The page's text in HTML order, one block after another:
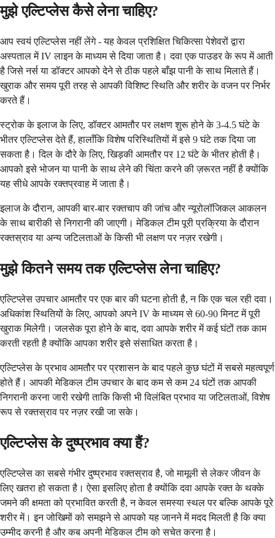
मुझे एल्टिप्लेस कैसे लेना चाहिए?
आप स्वयं एल्टिप्लेस नहीं लेंगे - यह केवल प्रशिक्षित चिकित्सा पेशेवरों द्वारा
अस्पताल में IV लाइन के माध्यम से दिया जाता है। दवा एक पाउडर के रूप में आती
है जिसे नर्स या डॉक्टर आपको देने से ठीक पहले बाँझ पानी के साथ मिलाते हैं।
खुराक और समय पूरी तरह से आपकी विशिष्ट स्थिति और शरीर के वजन पर निर्भर
करते हैं।
स्ट्रोक के इलाज के लिए, डॉक्टर आमतौर पर लक्षण शुरू होने के 3-4.5 घंटे के
भीतर एल्टिप्लेस देते हैं, हालाँकि विशेष परिस्थितियों में इसे 9 घंटे तक दिया जा
सकता है। दिल के दौरे के लिए, खिड़की आमतौर पर 12 घंटे के भीतर होती है।
आपको इसे भोजन या पानी के साथ लेने की चिंता करने की ज़रूरत नहीं है क्योंकि
यह सीधे आपके रक्तप्रवाह में जाता है।
इलाज के दौरान, आपकी बार-बार रक्तचाप की जांच और न्यूरोलॉजिकल आकलन
के साथ बारीकी से निगरानी की जाएगी। मेडिकल टीम पूरी प्रक्रिया के दौरान
रक्तस्राव या अन्य जटिलताओं के किसी भी लक्षण पर नज़र रखेगी।
मुझे कितने समय तक एल्टिप्लेस लेना चाहिए?
एल्टिप्लेस उपचार आमतौर पर एक बार की घटना होती है, न कि एक चल रही दवा।
अधिकांश स्थितियों के लिए, आपको अपने IV के माध्यम से 60-90 मिनट में पूरी
खुराक मिलेगी। जलसेक पूरा होने के बाद, दवा आपके शरीर में कई घंटों तक काम
करती रहती है क्योंकि आपका शरीर इसे संसाधित करता है।
एल्टिप्लेस के प्रभाव आमतौर पर प्रशासन के बाद पहले कुछ घंटों में सबसे महत्वपूर्ण
होते हैं। आपकी मेडिकल टीम उपचार के बाद कम से कम 24 घंटों तक आपकी
निगरानी करना जारी रखेगी ताकि किसी भी विलंबित प्रभाव या जटिलताओं, विशेष
रूप से रक्तस्राव पर नज़र रखी जा सके।
एल्टिप्लेस के दुष्प्रभाव क्या हैं?
एल्टिप्लेस का सबसे गंभीर दुष्प्रभाव रक्तस्राव है, जो मामूली से लेकर जीवन के
लिए खतरा हो सकता है। ऐसा इसलिए होता है क्योंकि दवा आपके रक्त के थक्के
जमने की क्षमता को प्रभावित करती है, न केवल समस्या स्थल पर बल्कि आपके पूरे
शरीर में। इन जोखिमों को समझने से आपको यह जानने में मदद मिलती है कि क्या
उम्मीद करनी है और कब अपनी मेडिकल टीम को सचेत करना है।